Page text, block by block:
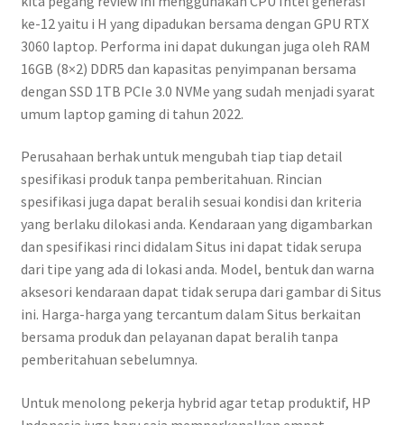
ke-12 yaitu i H yang dipadukan bersama dengan GPU RTX
3060 laptop. Performa ini dapat dukungan juga oleh RAM
16GB (8×2) DDR5 dan kapasitas penyimpanan bersama
dengan SSD 1TB PCIe 3.0 NVMe yang sudah menjadi syarat
umum laptop gaming di tahun 2022.
Perusahaan berhak untuk mengubah tiap tiap detail
spesifikasi produk tanpa pemberitahuan. Rincian
spesifikasi juga dapat beralih sesuai kondisi dan kriteria
yang berlaku dilokasi anda. Kendaraan yang digambarkan
dan spesifikasi rinci didalam Situs ini dapat tidak serupa
dari tipe yang ada di lokasi anda. Model, bentuk dan warna
aksesori kendaraan dapat tidak serupa dari gambar di Situs
ini. Harga-harga yang tercantum dalam Situs berkaitan
bersama produk dan pelayanan dapat beralih tanpa
pemberitahuan sebelumnya.
Untuk menolong pekerja hybrid agar tetap produktif, HP